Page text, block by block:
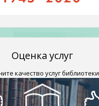
Оценка услуг
качество услуг библиотеки